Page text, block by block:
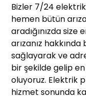
Bizler 7/24
hemen bütün
aradığınızda size
arızanız
sağlayarak ve
bir şekilde gelip
oluyoruz. Elektrik
hizmet sonunda